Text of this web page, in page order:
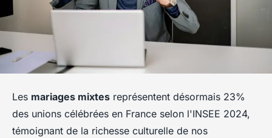
Les mariages mixtes représentent désormais 23%
des unions célébrées en France selon l'INSEE 2024,
témoignant de la richesse culturelle de nos